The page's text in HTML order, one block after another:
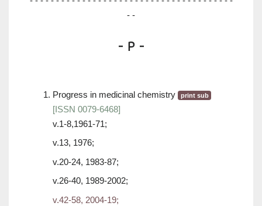
- -
- P -
Progress in medicinal chemistry print sub
[ISSN 0079-6468]
v.1-8,1961-71;
v.13, 1976;
v.20-24, 1983-87;
v.26-40, 1989-2002;
v.42-58, 2004-19;